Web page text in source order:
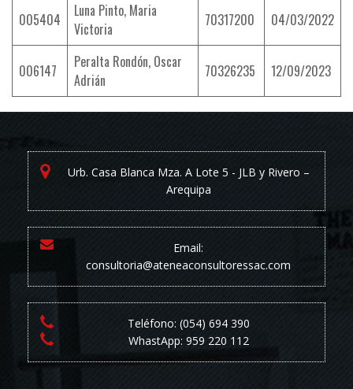
005404
Luna Pinto, Maria
Victoria
70317200 04/03/2022
006147
Peralta Rondón, Oscar
Adrián
70326235 12/09/2023
Urb. Casa Blanca Mza. A Lote 5 - JLB y Rivero –
Arequipa
Email:
consultoria@ateneaconsultoressac.com
Teléfono: (054) 694 390
WhastApp: 959 220 112